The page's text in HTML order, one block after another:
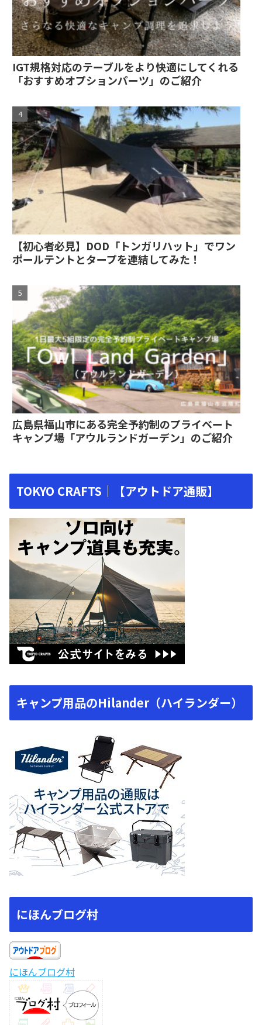
IGT規格対応のテーブルをより快適にしてくれる
「おすすめオプションパーツ」のご紹介
【初心者必見】DOD「トンガリハット」でワン
ポールテントとタープを連結してみた！
広島県福山市にある完全予約制のプライベート
キャンプ場「アウルランドガーデン」のご紹介
TOKYO CRAFTS｜【アウトドア通販】
キャンプ用品のHilander（ハイランダー）
にほんブログ村
にほんブログ村